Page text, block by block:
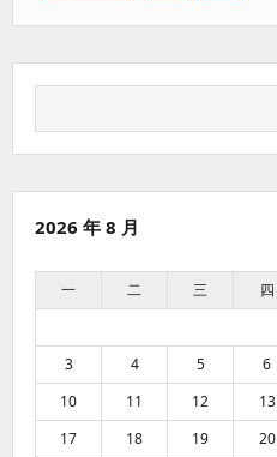
2026 年 8 月
一 二 三 四
3
4 5 6
10
11 12 13
17
18 19 20